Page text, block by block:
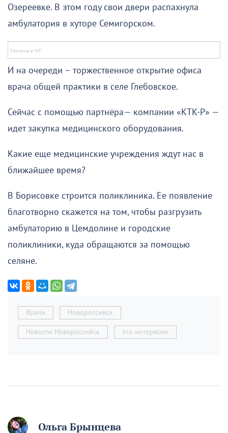
Озереевке. В этом году свои двери распахнула
амбулатория в хуторе Семигорском.
И на очереди – торжественное открытие офиса
врача общей практики в селе Глебовское.
Сейчас с помощью партнёра— компании «КТК-Р» —
идет закупка медицинского оборудования.
Какие еще медицинские учреждения ждут нас в
ближайшее время?
В Борисовке строится поликлиника. Ее появление
благотворно скажется на том, чтобы разгрузить
амбулаторию в Цемдолине и городские
поликлиники, куда обращаются за помощью
селяне.
Врачи Новороссийск
Новости Новороссийск это интересно
Ольга Брынцева